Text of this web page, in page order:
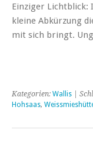
Einziger Lichtblick:
kleine Abkürzung
mit sich bringt.
Kategorien: Wallis |
Hohsaas,